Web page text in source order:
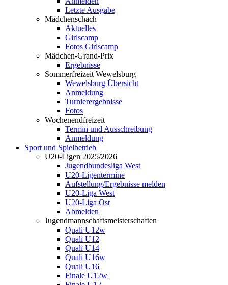
Letzte Ausgabe
Mädchenschach
Aktuelles
Girlscamp
Fotos Girlscamp
Mädchen-Grand-Prix
Ergebnisse
Sommerfreizeit Wewelsburg
Wewelsburg Übersicht
Anmeldung
Turnierergebnisse
Fotos
Wochenendfreizeit
Termin und Ausschreibung
Anmeldung
Sport und Spielbetrieb
U20-Ligen 2025/2026
Jugendbundesliga West
U20-Ligentermine
Aufstellung/Ergebnisse melden
U20-Liga West
U20-Liga Ost
Abmelden
Jugendmannschaftsmeisterschaften
Quali U12w
Quali U12
Quali U14
Quali U16w
Quali U16
Finale U12w